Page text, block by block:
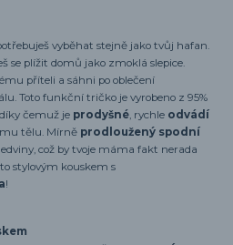
vyběhat stejně jako tvůj hafan.
se plížit domů jako zmoklá slepice.
příteli a sáhni po oblečení
Toto funkční tričko je vyrobeno z 95%
čemuž je prodyšné, rychle odvádí
tělu. Mírně prodloužený spodní
což by tvoje máma fakt nerada
stylovým kouskem s
!